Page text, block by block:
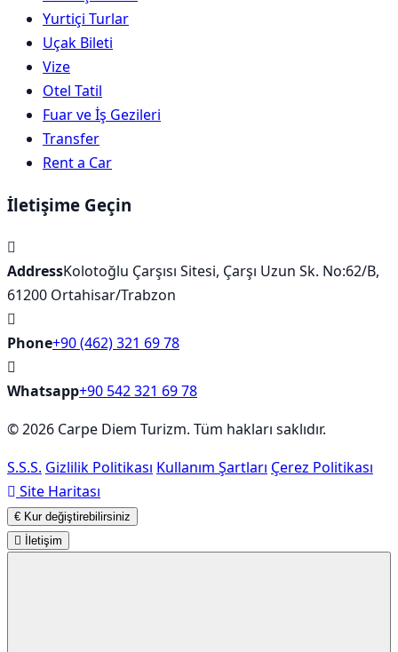
Yurtiçi Turlar
Uçak Bileti
Vize
Otel Tatil
Fuar ve İş Gezileri
Transfer
Rent a Car
İletişime Geçin
AddressKolotoğlu Çarşısı Sitesi, Çarşı Uzun Sk. No:62/B,
61200 Ortahisar/Trabzon
Phone+90 (462) 321 69 78
Whatsapp+90 542 321 69 78
© 2026 Carpe Diem Turizm. Tüm hakları saklıdır.
S.S.S. Gizlilik Politikası Kullanım Şartları Çerez Politikası
Site Haritası
€ Kur değiştirebilirsiniz
İletişim